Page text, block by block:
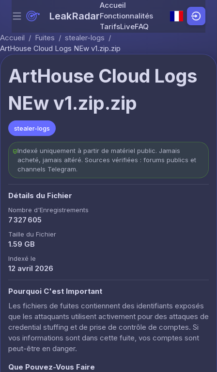
Skip to content
Menu LeakRadar
Accueil
Fonctionnalités
TarifsLiveFAQ
Accueil / Fuites / stealer-logs /
ArtHouse Cloud Logs NEw v1.zip.zip
ArtHouse Cloud Logs
NEw v1.zip.zip
stealer-logs
Indexé uniquement à partir de matériel public. Jamais
acheté, jamais altéré. Sources vérifiées : forums publics et
channels Telegram.
Détails du Fichier
Nombre d'Enregistrements
7 327 605
Taille du Fichier
1.59 GB
Indexé le
12 avril 2026
Pourquoi C'est Important
Les fichiers de fuites contiennent des identifiants exposés
que les attaquants utilisent activement pour des attaques de
credential stuffing et de prise de contrôle de comptes. Si
vos informations sont dans cette fuite, vos comptes sont
peut-être en danger.
Que Pouvez-Vous Faire